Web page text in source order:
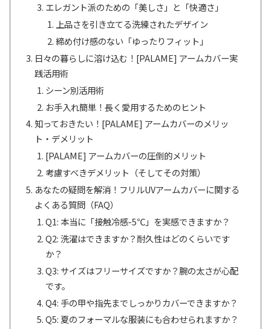
エレガント派のための「美しさ」と「快適さ」
上品さを引き立てる洗練されたデザイン
締め付け感のない「ゆったりフィット」
日々の暮らしに溶け込む！[PALAME] アームカバー実
践活用術
シーン別活用術
お手入れ簡単！長く愛用するためのヒント
知っておきたい！[PALAME] アームカバーのメリッ
ト・デメリット
[PALAME] アームカバーの圧倒的メリット
考慮すべきデメリット（そしてその対策）
あなたの疑問を解消！フリルUVアームカバーに関する
よくある質問（FAQ）
Q1: 本当に「接触冷感-5℃」を実感できますか？
Q2: 洗濯はできますか？耐久性はどのくらいです
か？
Q3: サイズはフリーサイズですか？腕の太さが心配
です。
Q4: 手の甲や指先までしっかりカバーできますか？
Q5: 夏のフォーマルな服装にも合わせられますか？